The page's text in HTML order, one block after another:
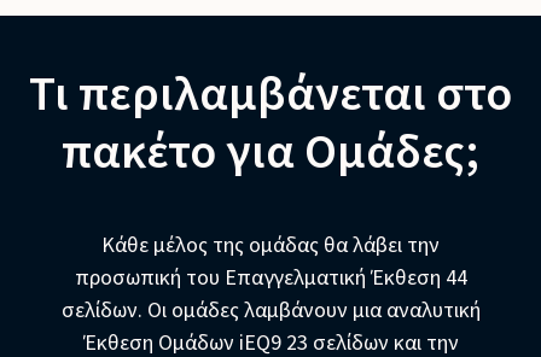
Τι περιλαμβάνεται στο
πακέτο για Ομάδες;
Κάθε μέλος της ομάδας θα λάβει την
προσωπική του Επαγγελματική Έκθεση 44
σελίδων. Οι ομάδες λαμβάνουν μια αναλυτική
Έκθεση Ομάδων iEQ9 23 σελίδων και την